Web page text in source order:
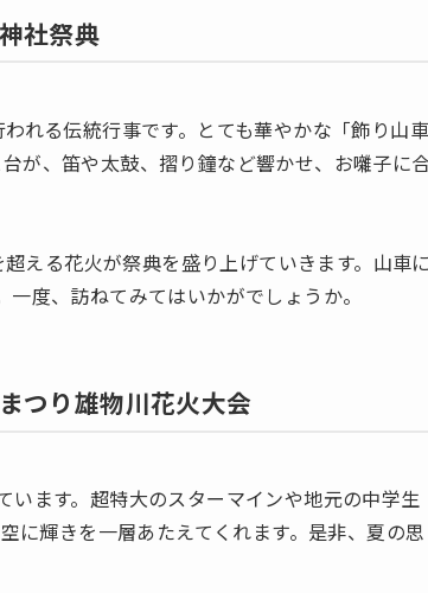
社祭典
れる伝統行事です。とても華やかな「飾り山
が、笛や太鼓、摺り鐘など響かせ、お囃子に
える花火が祭典を盛り上げていきます。山車
一度、訪ねてみてはいかがでしょうか。
つり雄物川花火大会
ます。超特大のスターマインや地元の中学生
に輝きを一層あたえてくれます。是非、夏の思